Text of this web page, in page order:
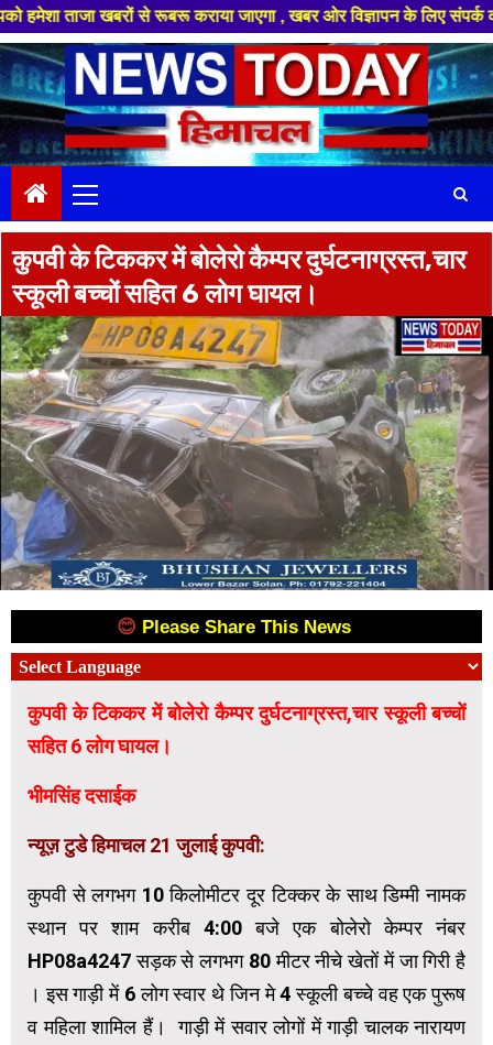
खबरों से रूबरू कराया जाएगा , खबर ओर विज्ञापन के लिए संपर्क करे +91
Skip
to
content
Menu
कुपवी के टिककर में बोलेरो कैम्पर दुर्घटनाग्रस्त,चार
स्कूली बच्चों सहित 6 लोग घायल।
😊 Please Share This News
कुपवी के टिककर में बोलेरो कैम्पर दुर्घटनाग्रस्त,चार स्कूली बच्चों
सहित 6 लोग घायल।
भीमसिंह दसाईक
न्यूज़ टुडे हिमाचल 21 जुलाई कुपवी:
कुपवी से लगभग 10 किलोमीटर दूर टिक्कर के साथ डिम्मी नामक
स्थान पर शाम करीब 4:00 बजे एक बोलेरो केम्पर नंबर
HP08a4247 सड़क से लगभग 80 मीटर नीचे खेतों में जा गिरी है
। इस गाड़ी में 6 लोग स्वार थे जिन मे 4 स्कूली बच्चे वह एक पुरूष
व महिला शामिल हैं। गाड़ी में सवार लोगों में गाड़ी चालक नारायण